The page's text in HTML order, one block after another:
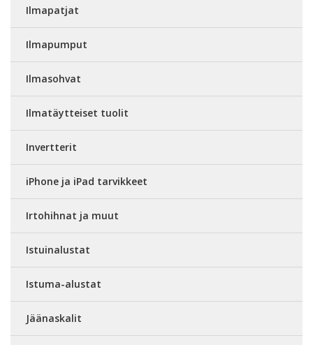
Ilmapatjat
Ilmapumput
Ilmasohvat
Ilmatäytteiset tuolit
Invertterit
iPhone ja iPad tarvikkeet
Irtohihnat ja muut
Istuinalustat
Istuma-alustat
Jäänaskalit